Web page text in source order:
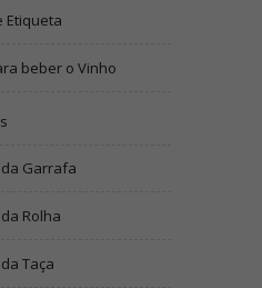
Etiqueta
beber o Vinho
Garrafa
Rolha
Taça